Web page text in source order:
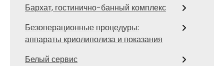
Бархат, гостинично-банный комплекс
Безоперационные процедуры:
аппараты криолиполиза и показания
Белый сервис